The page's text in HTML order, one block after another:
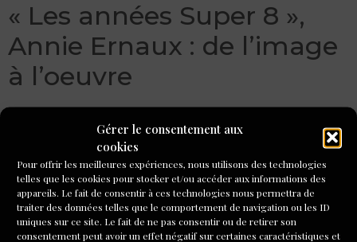
Gérer le consentement aux
cookies
Pour offrir les meilleures expériences, nous utilisons des technologies
telles que les cookies pour stocker et/ou accéder aux informations des
appareils. Le fait de consentir à ces technologies nous permettra de
traiter des données telles que le comportement de navigation ou les ID
uniques sur ce site. Le fait de ne pas consentir ou de retirer son
consentement peut avoir un effet négatif sur certaines caractéristiques et
« Les années Super 8 »,
Annie Ernaux : de l’image
à l’oeuvre
Cette mosaïque de films sur laquelle Annie Ernaux a posé
en voix off les souvenirs de cette époque, éclaire ce qui est
dans le hors champs de l’image.Au cours des onze années
de tournage des Années Super 8, Annie Ernaux a édité
trois ouvrages : Les armoires vides. Ce qu’ils disent ou rien
et la Femme gelée en 1981 qui marquera la séparation
avec son mari.